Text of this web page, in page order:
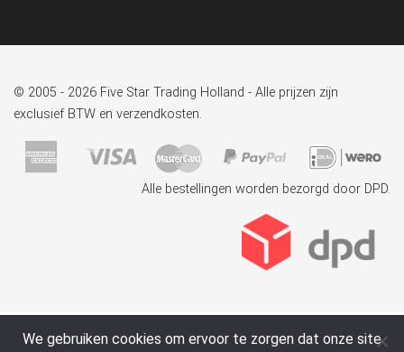
© 2005 - 2026 Five Star Trading Holland - Alle prijzen zijn
exclusief BTW en verzendkosten.
Alle bestellingen worden bezorgd door DPD.
We gebruiken cookies om ervoor te zorgen dat onze site